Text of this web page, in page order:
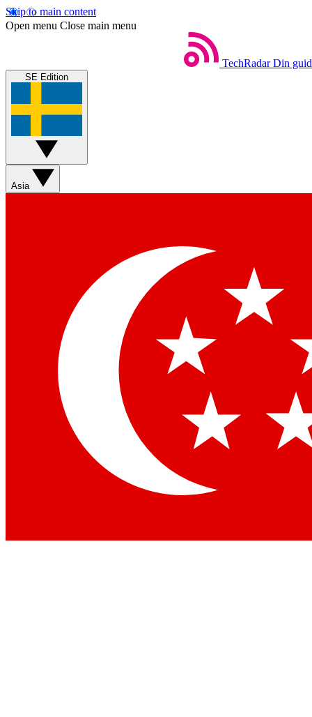
Skip to main content
Open menu Close main menu
TechRadar Din
SE Edition
Asia